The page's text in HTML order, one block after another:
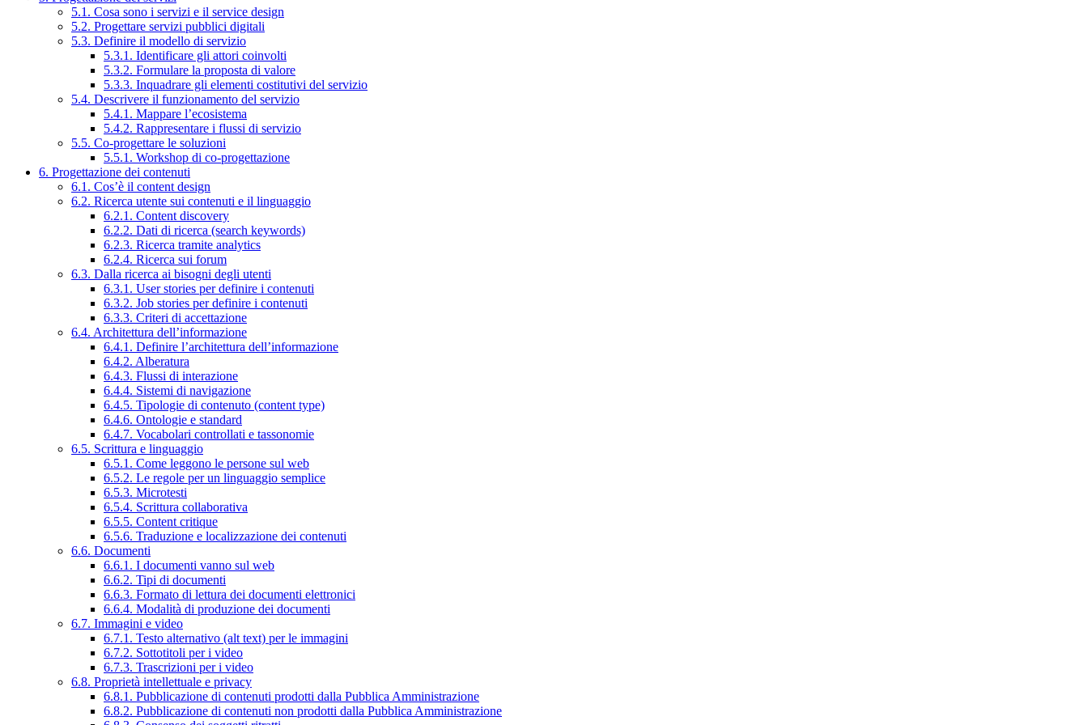
5.1. Cosa sono i servizi e il service design
5.2. Progettare servizi pubblici digitali
5.3. Definire il modello di servizio
5.3.1. Identificare gli attori coinvolti
5.3.2. Formulare la proposta di valore
5.3.3. Inquadrare gli elementi costitutivi del servizio
5.4. Descrivere il funzionamento del servizio
5.4.1. Mappare l’ecosistema
5.4.2. Rappresentare i flussi di servizio
5.5. Co-progettare le soluzioni
5.5.1. Workshop di co-progettazione
6. Progettazione dei contenuti
6.1. Cos’è il content design
6.2. Ricerca utente sui contenuti e il linguaggio
6.2.1. Content discovery
6.2.2. Dati di ricerca (search keywords)
6.2.3. Ricerca tramite analytics
6.2.4. Ricerca sui forum
6.3. Dalla ricerca ai bisogni degli utenti
6.3.1. User stories per definire i contenuti
6.3.2. Job stories per definire i contenuti
6.3.3. Criteri di accettazione
6.4. Architettura dell’informazione
6.4.1. Definire l’architettura dell’informazione
6.4.2. Alberatura
6.4.3. Flussi di interazione
6.4.4. Sistemi di navigazione
6.4.5. Tipologie di contenuto (content type)
6.4.6. Ontologie e standard
6.4.7. Vocabolari controllati e tassonomie
6.5. Scrittura e linguaggio
6.5.1. Come leggono le persone sul web
6.5.2. Le regole per un linguaggio semplice
6.5.3. Microtesti
6.5.4. Scrittura collaborativa
6.5.5. Content critique
6.5.6. Traduzione e localizzazione dei contenuti
6.6. Documenti
6.6.1. I documenti vanno sul web
6.6.2. Tipi di documenti
6.6.3. Formato di lettura dei documenti elettronici
6.6.4. Modalità di produzione dei documenti
6.7. Immagini e video
6.7.1. Testo alternativo (alt text) per le immagini
6.7.2. Sottotitoli per i video
6.7.3. Trascrizioni per i video
6.8. Proprietà intellettuale e privacy
6.8.1. Pubblicazione di contenuti prodotti dalla Pubblica Amministrazione
6.8.2. Pubblicazione di contenuti non prodotti dalla Pubblica Amministrazione